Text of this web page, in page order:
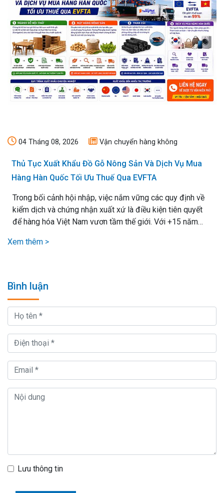
04 Tháng 08, 2026 Vận chuyển hàng không
Thủ Tục Xuất Khẩu Đồ Gỗ Nông Sản Và Dịch Vụ Mua
Hàng Hàn Quốc Tối Ưu Thuế Qua EVFTA
Trong bối cảnh hội nhập, việc nắm vững các quy định về
kiểm dịch và chứng nhận xuất xứ là điều kiện tiên quyết
để hàng hóa Việt Nam vươn tầm thế giới. Với +15 năm
tôi cam kết mang lại giải pháp vận chuyển hiệu quả nhất,.
Xem thêm >
Bình luận
Lưu thông tin